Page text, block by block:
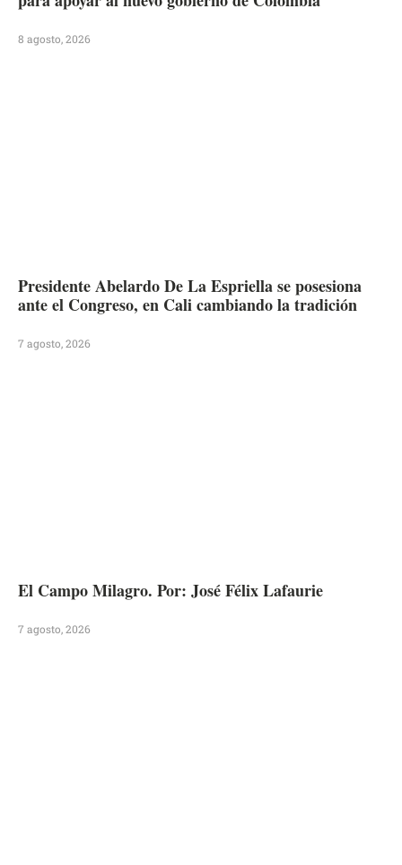
8 agosto, 2026
Presidente Abelardo De La Espriella se posesiona
ante el Congreso, en Cali cambiando la tradición
7 agosto, 2026
El Campo Milagro. Por: José Félix Lafaurie
7 agosto, 2026